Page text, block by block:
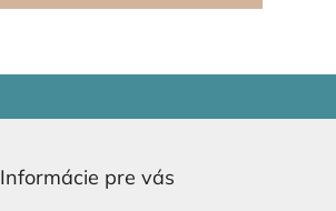
Informácie pre vás